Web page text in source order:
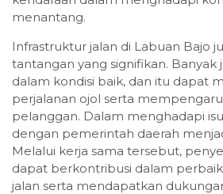
menantang.
Infrastruktur jalan di Labuan Bajo
tantangan yang signifikan. Banyak
dalam kondisi baik, dan itu dapat
perjalanan ojol serta
pelanggan. Dalam menghadapi
dengan pemerintah daerah
Melalui kerja sama tersebut,
dapat berkontribusi dalam
jalan serta mendapatkan